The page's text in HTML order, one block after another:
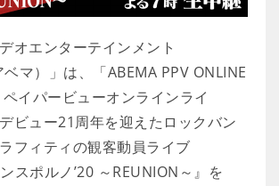
オエンターテインメント
ベマ）」は、「ABEMA PPV ONLINE
イパービューオンラインライ
ビュー21周年を迎えたロックバン
フィティの観客動員ライブ
ンスポルノ’20 ～REUNION～』を